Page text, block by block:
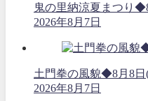
鬼の里納涼夏まつり
2026年8月7日
土門拳の風貌◆8月8日
2026年8月7日